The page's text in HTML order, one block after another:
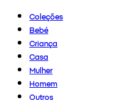
Coleções
Bebé
Criança
Casa
Mulher
Homem
Outros